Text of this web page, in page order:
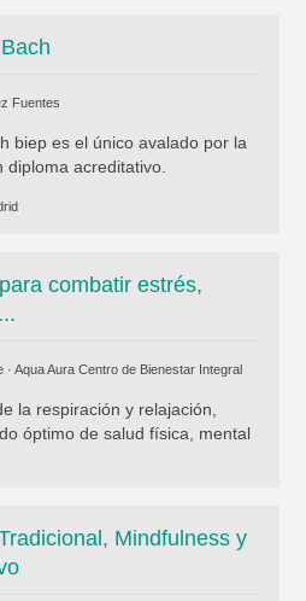
Fuentes
biep es el único avalado por la
diploma acreditativo.
combatir estrés,
· Aqua Aura Centro de Bienestar Integral
la respiración y relajación,
óptimo de salud física, mental
Mindfulness y